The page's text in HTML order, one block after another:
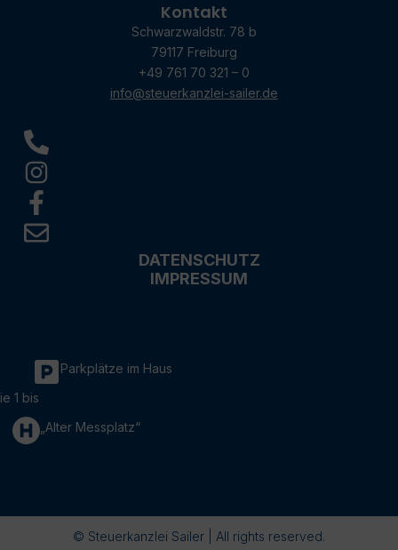
Kontakt
Schwarzwaldstr. 78 b
79117 Freiburg
+49 761 70 321 – 0
info@steuerkanzlei-sailer.de
DATENSCHUTZ
IMPRESSUM
Parkplätze im Haus
1 bis
„Alter Messplatz“
© Steuerkanzlei Sailer | All rights reserved.